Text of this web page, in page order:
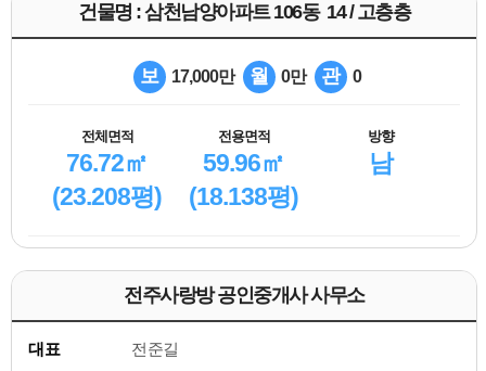
건물명 : 삼천남양아파트 106동 14 / 고층층
보 17,000만 월 0만 관 0
전체면적
76.72㎡
(23.208평)
전용면적
59.96㎡
(18.138평)
방향
남
전주사랑방 공인중개사 사무소
대표
전준길